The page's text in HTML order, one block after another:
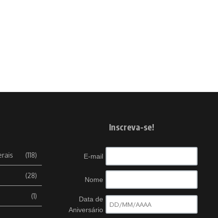
(118)
(28)
(1)
Inscreva-se!
E-mail
Nome
Data de
Aniversário